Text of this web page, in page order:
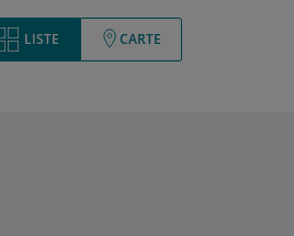
LISTE CARTE